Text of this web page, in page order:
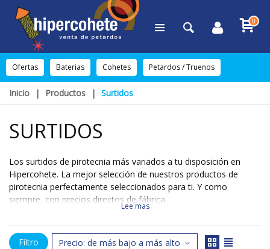
0
Ofertas Baterias Cohetes Petardos / Truenos
Inicio | Productos | Surtidos
SURTIDOS
Los surtidos de pirotecnia más variados a tu disposición en
Hipercohete. La mejor selección de nuestros productos de
pirotecnia perfectamente seleccionados para ti. Y como
siempre, con precios directos de fábrica.
Lee mas
Filtro Precio: de más bajo a más alto